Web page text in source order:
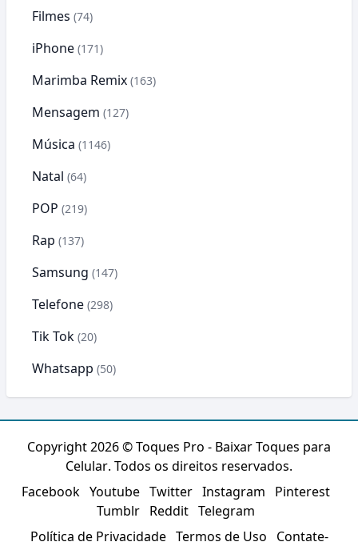
Filmes (74)
iPhone (171)
Marimba Remix (163)
Mensagem (127)
Música (1146)
Natal (64)
POP (219)
Rap (137)
Samsung (147)
Telefone (298)
Tik Tok (20)
Whatsapp (50)
Copyright 2026 ©Toques Pro - Baixar Toques para
Celular. Todos os direitos reservados.
Facebook Youtube Twitter Instagram
Pinterest
Tumblr Reddit Telegram
Política de Privacidade Termos de Uso
Contate-